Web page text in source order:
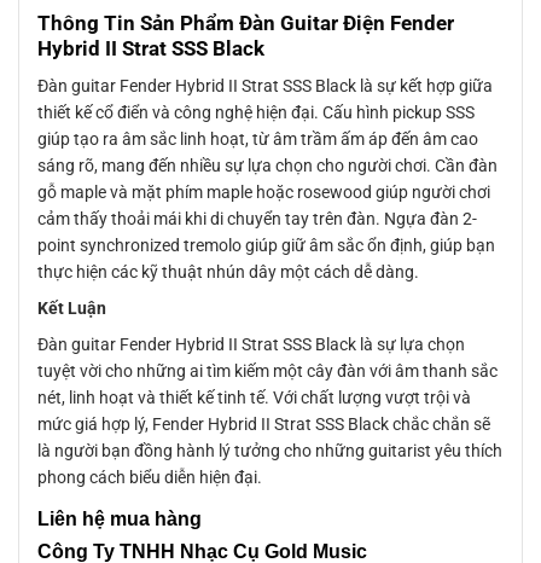
Thông Tin Sản Phẩm Đàn Guitar Điện Fender
Hybrid II Strat SSS Black
Đàn guitar Fender Hybrid II Strat SSS Black là sự kết hợp giữa
thiết kế cổ điển và công nghệ hiện đại. Cấu hình pickup SSS
giúp tạo ra âm sắc linh hoạt, từ âm trầm ấm áp đến âm cao
sáng rõ, mang đến nhiều sự lựa chọn cho người chơi. Cần đàn
gỗ maple và mặt phím maple hoặc rosewood giúp người chơi
cảm thấy thoải mái khi di chuyển tay trên đàn. Ngựa đàn 2-
point synchronized tremolo giúp giữ âm sắc ổn định, giúp bạn
thực hiện các kỹ thuật nhún dây một cách dễ dàng.
Kết Luận
Đàn guitar Fender Hybrid II Strat SSS Black là sự lựa chọn
tuyệt vời cho những ai tìm kiếm một cây đàn với âm thanh sắc
nét, linh hoạt và thiết kế tinh tế. Với chất lượng vượt trội và
mức giá hợp lý, Fender Hybrid II Strat SSS Black chắc chắn sẽ
là người bạn đồng hành lý tưởng cho những guitarist yêu thích
phong cách biểu diễn hiện đại.
Liên hệ mua hàng
Công Ty TNHH Nhạc Cụ Gold Music